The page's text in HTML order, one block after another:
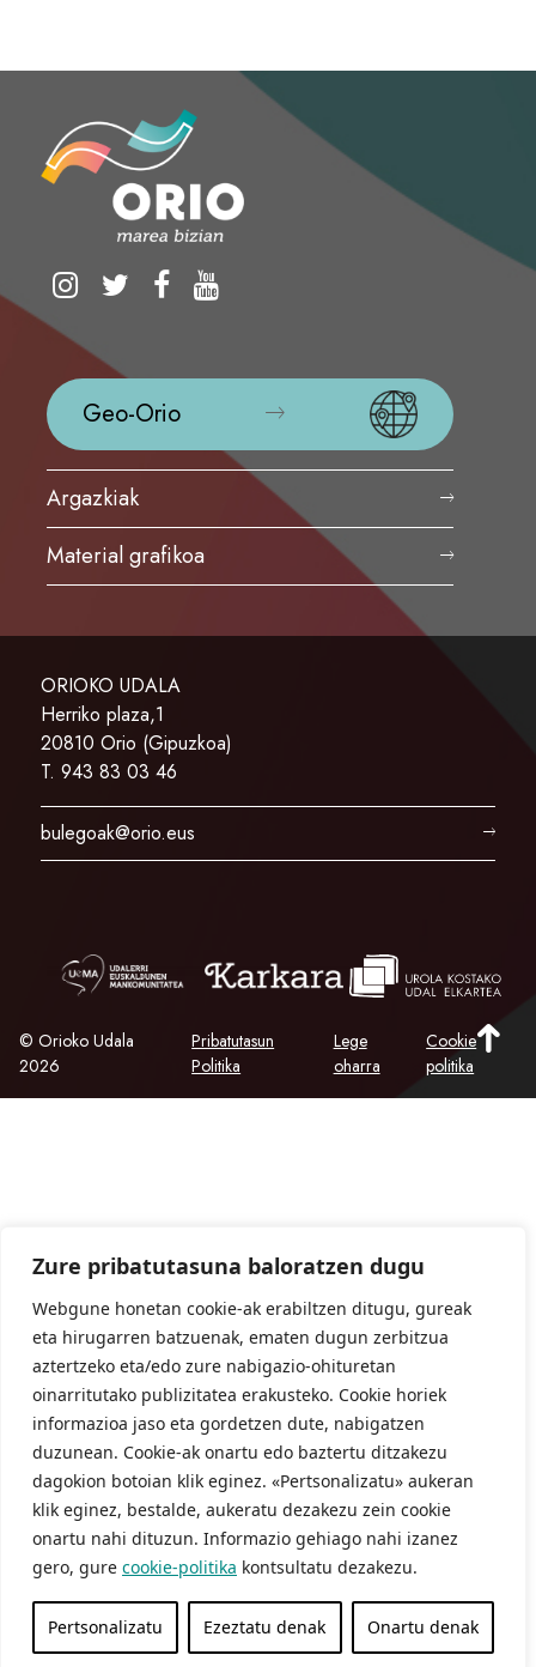
Zure pribatutasuna baloratzen dugu
Webgune honetan cookie-ak erabiltzen ditugu, gureak
eta hirugarren batzuenak, ematen dugun zerbitzua
aztertzeko eta/edo zure nabigazio-ohituretan
oinarritutako publizitatea erakusteko. Cookie horiek
informazioa jaso eta gordetzen dute, nabigatzen
duzunean. Cookie-ak onartu edo baztertu ditzakezu
dagokion botoian klik eginez. «Pertsonalizatu» aukeran
klik eginez, bestalde, aukeratu dezakezu zein cookie
onartu nahi dituzun. Informazio gehiago nahi izanez
gero, gure cookie-politika kontsultatu dezakezu.
Pertsonalizatu Ezeztatu denak Onartu denak
Geo-Orio
Argazkiak
Material grafikoa
ORIOKO UDALA
Herriko plaza,1
20810 Orio (Gipuzkoa)
T. 943 83 03 46
bulegoak@orio.eus
Pribatutasun
Politika
Lege
oharra
Cookie
politika
© Orioko Udala
2026